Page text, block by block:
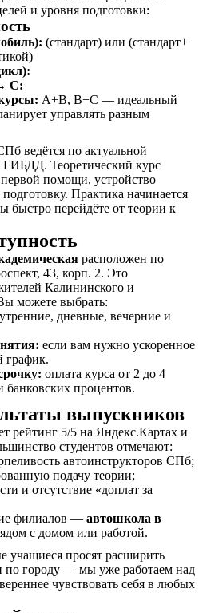
и уровня подготовки:
(стандарт) или (стандарт+
C:
A+B, B+C — идеальный
управлять разным
ведётся по актуальной
Теоретический курс
помощи, устройство
Практика начинается
быстро перейдёте от теории к
расположен по
43, корп. 2. Это
Калининского и
можете выбрать:
утренние, дневные, вечерние и
если вам нужно ускоренное
график.
оплата курса от 2 до 4
банковских процентов.
выпускников
рейтинг 5/5 на Яндекс.Картах и
студентов отмечают:
автоинструкторов СПб;
подачу теории;
и отсутствие «доплат за
филиалов — автошкола в
с домом или работой.
учащиеся просят расширить
по городу — мы уже работаем над
чувствовать себя в любых
в ГАИ
автошколе